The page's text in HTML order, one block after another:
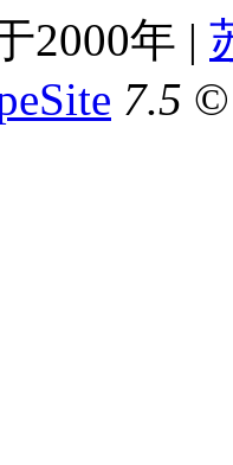
2000年 |
7.5 ©